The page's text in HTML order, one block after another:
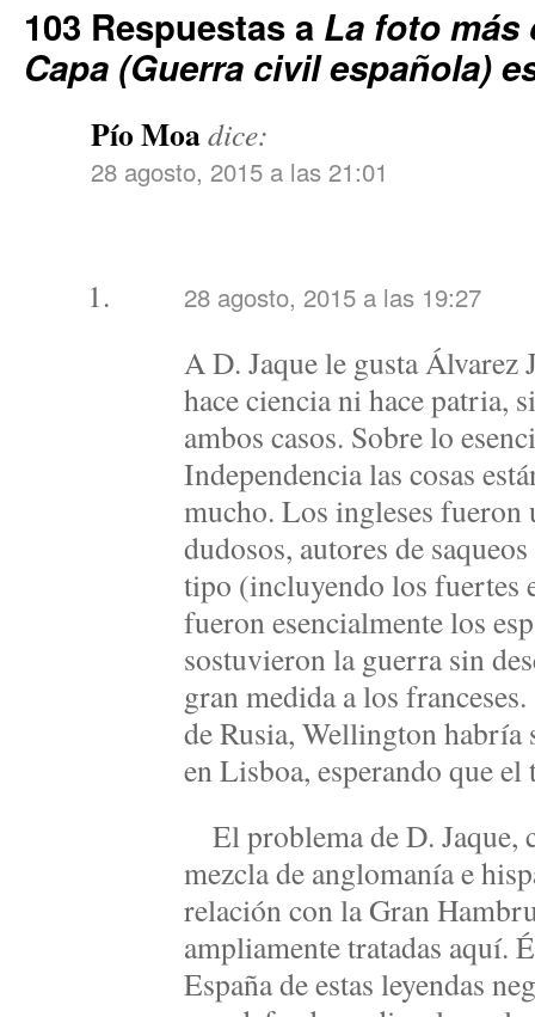
103 Respuestas a La foto más
Capa (Guerra civil española)
Pío Moadice:
28 agosto, 2015 a las 21:01
28 agosto, 2015 a las 19:27
A D. Jaque le gusta
hace ciencia ni hace patria,
ambos casos. Sobre lo
Independencia las cosas
mucho. Los ingleses fueron
dudosos, autores de
tipo (incluyendo los fuertes
fueron esencialmente los
sostuvieron la guerra sin
gran medida a los
de Rusia, Wellington
en Lisboa, esperando que
El problema de D. Jaque,
mezcla de anglomanía e
relación con la Gran
ampliamente tratadas aquí.
España de estas leyendas